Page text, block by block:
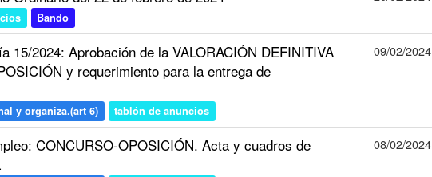
Bando
15/2024: Aprobación de la VALORACIÓN DEFINITIVA
y requerimiento para la entrega de
y organiza.(art 6) tablón de anuncios
09/02/2024
CONCURSO-OPOSICIÓN. Acta y cuadros de
08/02/2024